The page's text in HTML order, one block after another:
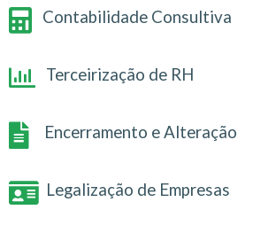
Contabilidade Consultiva
Terceirização de RH
Encerramento e Alteração
Legalização de Empresas